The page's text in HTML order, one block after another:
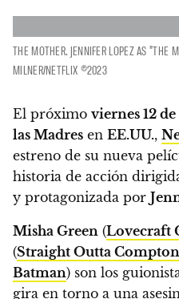
THE MOTHER. JENNIFER LOPEZ AS "THE
MILNER/NETFLIX ©2023
El próximo viernes 12
las Madres en EE.UU.,
estreno de su nueva
historia de acción
y protagonizada por
Misha Green (Lovecraft
(Straight Outta Compton
Batman) son los
gira en torno a una